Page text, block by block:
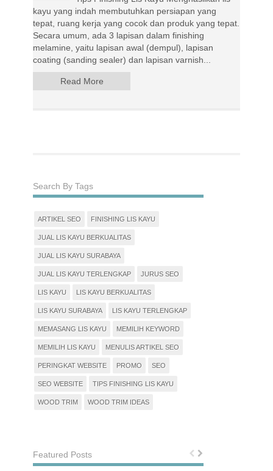
kayu yang indah membutuhkan persiapan yang
tepat, ruang kerja yang cocok dan produk yang tepat.
Secara umum, ada 3 lapisan dalam finishing
melamine, yaitu lapisan awal (dempul), lapisan
coating (sanding sealer) dan lapisan varnish...
Read More
Search By Tags
ARTIKEL SEO FINISHING LIS KAYU
JUAL LIS KAYU BERKUALITAS
JUAL LIS KAYU SURABAYA
JUAL LIS KAYU TERLENGKAP JURUS SEO
LIS KAYU LIS KAYU BERKUALITAS
LIS KAYU SURABAYA LIS KAYU TERLENGKAP
MEMASANG LIS KAYU MEMILIH KEYWORD
MEMILIH LIS KAYU MENULIS ARTIKEL SEO
PERINGKAT WEBSITE PROMO SEO
SEO WEBSITE TIPS FINISHING LIS KAYU
WOOD TRIM WOOD TRIM IDEAS
Featured Posts